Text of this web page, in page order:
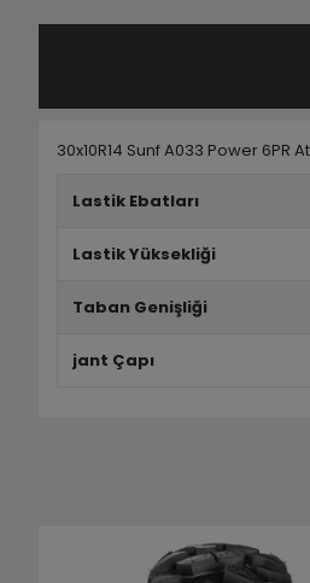
30x10R14 Sunf A033 Power 6PR
Lastik Ebatları
Lastik Yüksekliği
Taban Genişliği
jant Çapı